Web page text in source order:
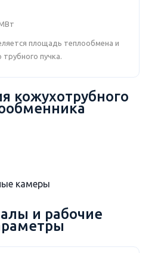
площадь теплообмена и
пучка.
кожухотрубного
камеры
и рабочие